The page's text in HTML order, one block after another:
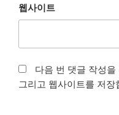
웹사이트
다음 번 댓글 작성
그리고 웹사이트를 저장